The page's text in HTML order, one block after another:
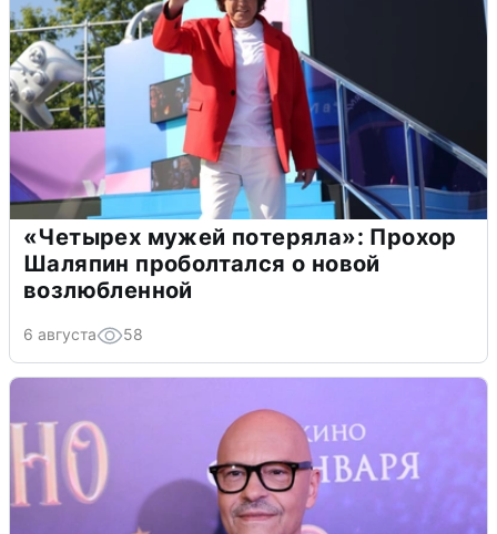
«Четырех мужей потеряла»: Прохор
Шаляпин проболтался о новой
возлюбленной
6 августа 58